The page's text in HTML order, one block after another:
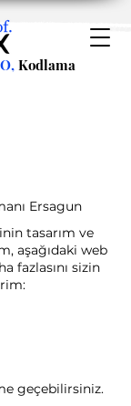
Kodlama
Ersagun
tasarım ve
aşağıdaki web
fazlasını sizin
geçebilirsiniz.